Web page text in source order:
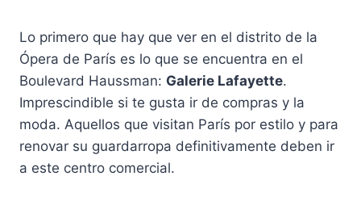
Lo primero que hay que ver en el distrito de la
Ópera de París es lo que se encuentra en el
Boulevard Haussman: Galerie Lafayette.
Imprescindible si te gusta ir de compras y la
moda. Aquellos que visitan París por estilo y para
renovar su guardarropa definitivamente deben ir
a este centro comercial.